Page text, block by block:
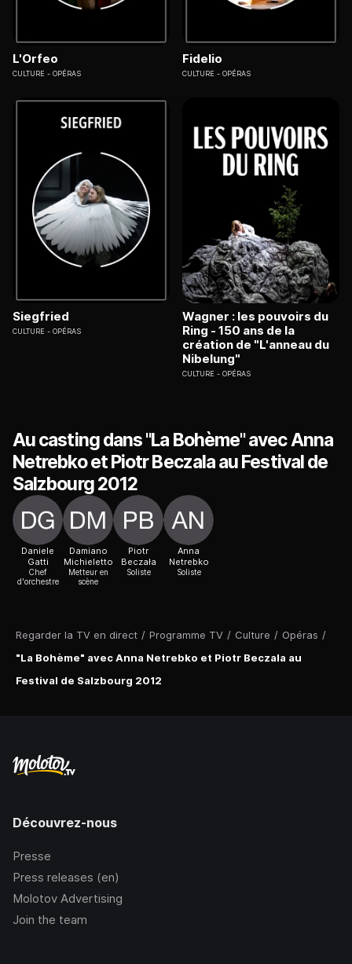
Regarder la TV en direct / Programme TV / Culture / Opéras /
"La Bohème" avec Anna Netrebko et Piotr Beczala au
Festival de Salzbourg 2012
L'Orfeo
CULTURE OPÉRAS
Fidelio
CULTURE OPÉRAS
Siegfried
CULTURE OPÉRAS
Wagner : les pouvoirs du
Ring - 150 ans de la
création de "L'anneau du
Nibelung"
CULTURE OPÉRAS
Au casting dans "La Bohème" avec Anna
Netrebko et Piotr Beczala au Festival de
Salzbourg 2012
Daniele
Gatti
Chef
d'orchestre
Damiano
Michieletto
Metteur en
scène
Piotr
Beczała
Soliste
Anna
Netrebko
Soliste
Découvrez-nous
Presse
Press releases (en)
Molotov Advertising
Join the team